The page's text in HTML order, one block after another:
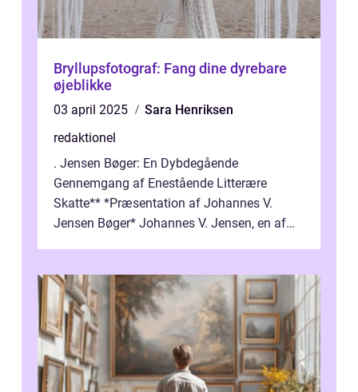
Bryllupsfotograf: Fang dine dyrebare
øjeblikke
03 april 2025
Sara Henriksen
redaktionel
. Jensen Bøger: En Dybdegående
Gennemgang af Enestående Litterære
Skatte** *Præsentation af Johannes V.
Jensen Bøger* Johannes V. Jensen, en af